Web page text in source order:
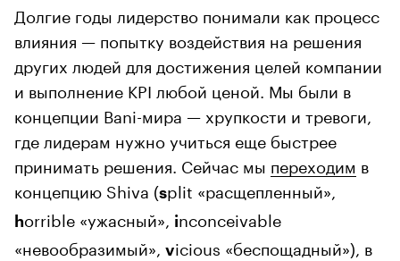
Долгие годы лидерство понимали как процесс
влияния — попытку воздействия на решения
других людей для достижения целей компании
и выполнение KPI любой ценой. Мы были в
концепции Bani-мира — хрупкости и тревоги,
где лидерам нужно учиться еще быстрее
принимать решения. Сейчас мы переходим в
концепцию Shiva (split «расщепленный»,
horrible «ужасный», inconceivable
«невообразимый»,
vicious «беспощадный»), в